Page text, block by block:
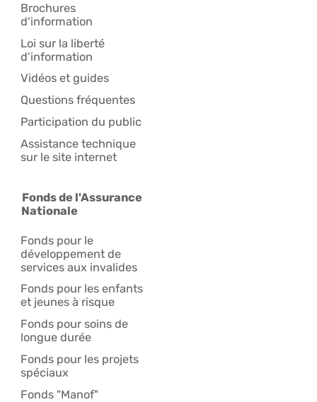
Brochures
d'information
Loi sur la liberté
d'information
Vidéos et guides
Questions fréquentes
Participation du public
Assistance technique
sur le site internet
Fonds de l'Assurance
Nationale
Fonds pour le
développement de
services aux invalides
Fonds pour les enfants
et jeunes à risque
Fonds pour soins de
longue durée
Fonds pour les projets
spéciaux
Fonds "Manof"